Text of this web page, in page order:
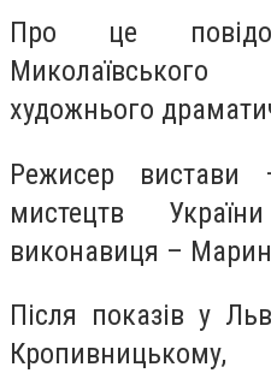
Про це
художнього
Режисер вистави
мистецтв
виконавиця –
Після показів у